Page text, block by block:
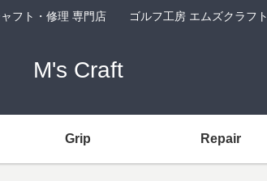
ャフト・修理 専門店 ゴルフ工房 エムズクラフト
M's Craft
Grip Repair